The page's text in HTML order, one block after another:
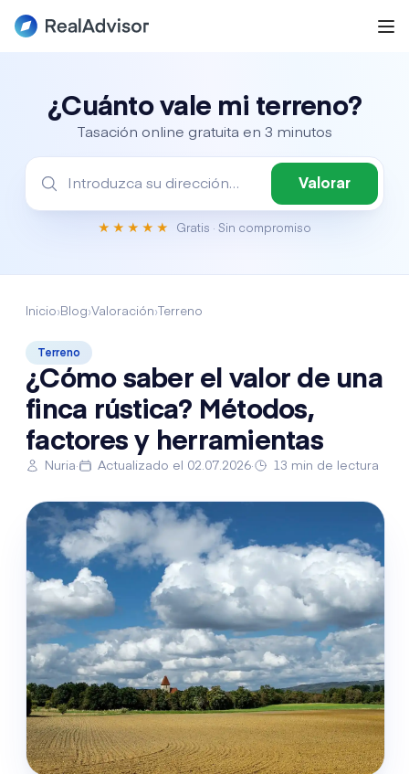
¿Cuánto vale mi terreno?
Tasación online gratuita en 3 minutos
Valorar
★★★★★ Gratis · Sin compromiso
Inicio› Blog›Valoración› Terreno
Terreno
¿Cómo saber el valor de una
finca rústica? Métodos,
factores y herramientas
Nuria· Actualizado el 02.07.2026· 13 min de lectura